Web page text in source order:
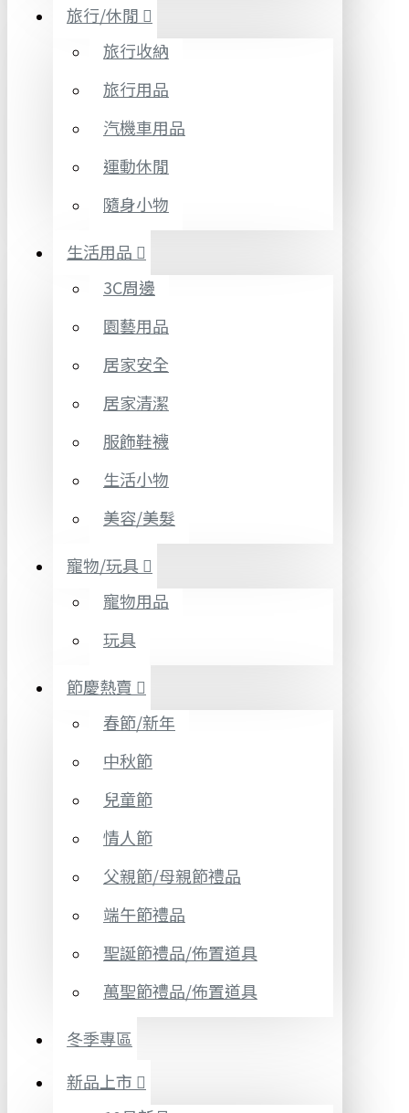
旅行/休閒
旅行收納
旅行用品
汽機車用品
運動休閒
隨身小物
生活用品
3C周邊
園藝用品
居家安全
居家清潔
服飾鞋襪
生活小物
美容/美髮
寵物/玩具
寵物用品
玩具
節慶熱賣
春節/新年
中秋節
兒童節
情人節
父親節/母親節禮品
端午節禮品
聖誕節禮品/佈置道具
萬聖節禮品/佈置道具
冬季專區
新品上市